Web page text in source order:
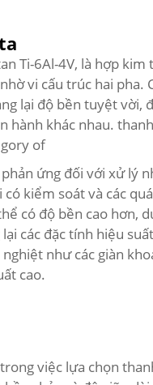
Ti-6Al-4V, là hợp
vi cấu trúc hai pha.
lại độ bền tuyệt vời,
hành khác nhau.
of
ứng đối với xử lý
kiểm soát và các
có độ bền cao hơn,
các đặc tính hiệu
như các giàn
cao.
việc lựa chọn